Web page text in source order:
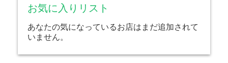
お気に入りリスト
あなたの気になっているお店はまだ追加されて
いません。